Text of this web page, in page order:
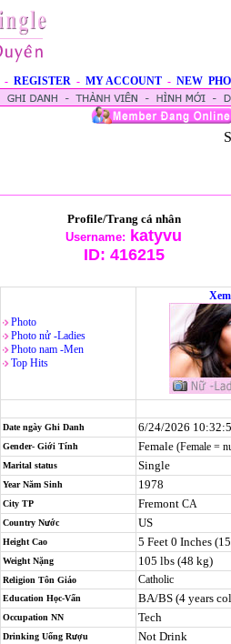
- REGISTER - MY ACCOUNT - NEW
Profile/Trang cá nhân
Username: katyvu
ID: 416215
Photo
Photo nử -Ladies
Photo nam -Men
Top Hits
Date ngày Ghi Danh 6/24/2026
Gender- Giới Tính Female (Female =
Marital status Single
Year Năm Sinh 1978
City TP Fremont CA
Country Nước US
Height Cao 5 Feet 0 Inches
Weight Nặng 105 lbs (48 kg)
Religion Tôn Giáo Catholic
Education Học-Vấn BA/BS (4 years
Occupation NN Tech
Drinking Uống Rượu Not Drink